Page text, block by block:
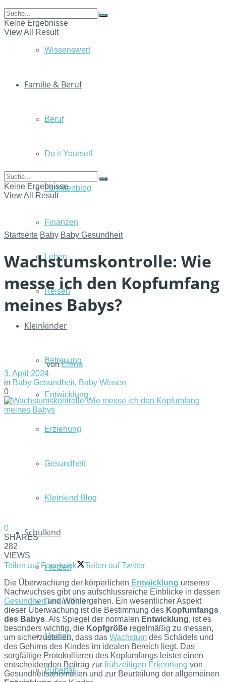
Familie & Beruf
Wissenswert
Familie & Beruf
Beruf
Do it Yourself
Familienblog
Finanzen
Leben
Reisen
Kleinkinder
Betreuung
Entwicklung
Erziehung
Gesundheit
Kleinkind Blog
Schulkind
Freizeit
Gesundheit
Medien
Pubertät
Keine Ergebnisse
View All Result
Keine Ergebnisse
View All Result
Startseite Baby Baby Gesundheit
Wachstumskontrolle: Wie
messe ich den Kopfumfang
meines Babys?
von Elena
3. April 2024
in Baby Gesundheit, Baby Wissen
0
0
SHARES
282
VIEWS
Teilen auf Facebook
Teilen auf Twitter
Die Überwachung der körperlichen Entwicklung unseres
Nachwuchses gibt uns aufschlussreiche Einblicke in dessen
Gesundheitund Wohlergehen. Ein wesentlicher Aspekt
dieser Überwachung ist die Bestimmung des Kopfumfangs
des Babys. Als Spiegel der normalen Entwicklung, ist es
besonders wichtig, die Kopfgröße regelmäßig zu messen,
um sicherzustellen, dass das Wachstum des Schädels und
des Gehirns des Kindes im idealen Bereich liegt. Das
sorgfältige Protokollieren des Kopfumfangs leistet einen
entscheidenden Beitrag zur frühzeitigen Erkennung von
Gesundheitsanomalien und zur Beurteilung der allgemeinen